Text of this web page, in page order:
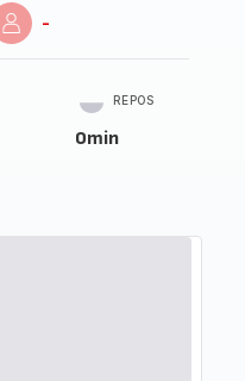
-
REPOS
0min